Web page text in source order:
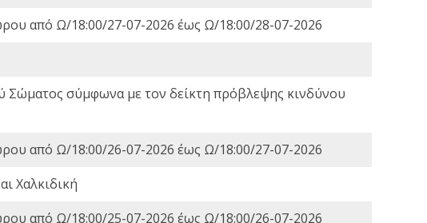
από Ω/18:00/27-07-2026 έως Ω/18:00/28-07-2026
Σώματος σύμφωνα με τον δείκτη πρόβλεψης κινδύνου
από Ω/18:00/26-07-2026 έως Ω/18:00/27-07-2026
Χαλκιδική
από Ω/18:00/25-07-2026 έως Ω/18:00/26-07-2026